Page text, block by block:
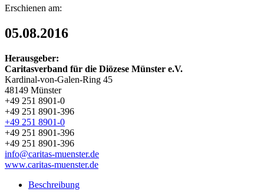
Erschienen am:
05.08.2016
Herausgeber:
Caritasverband für die Diözese Münster e.V.
Kardinal-von-Galen-Ring 45
48149 Münster
+49 251 8901-0
+49 251 8901-396
+49 251 8901-0
+49 251 8901-396
+49 251 8901-396
info@caritas-muenster.de
www.caritas-muenster.de
Beschreibung